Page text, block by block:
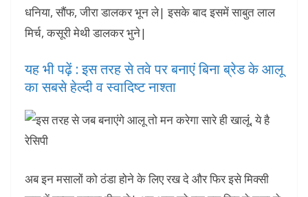
धनिया, सौंफ, जीरा डालकर भून ले| इसके बाद इसमें साबुत लाल
मिर्च, कसूरी मेथी डालकर भुने|
यह भी पढ़ें : इस तरह से तवे पर बनाएं बिना ब्रेड के आलू
का सबसे हेल्दी व स्वादिष्ट नाश्ता
अब इन मसालों को ठंडा होने के लिए रख दे और फिर इसे मिक्सी